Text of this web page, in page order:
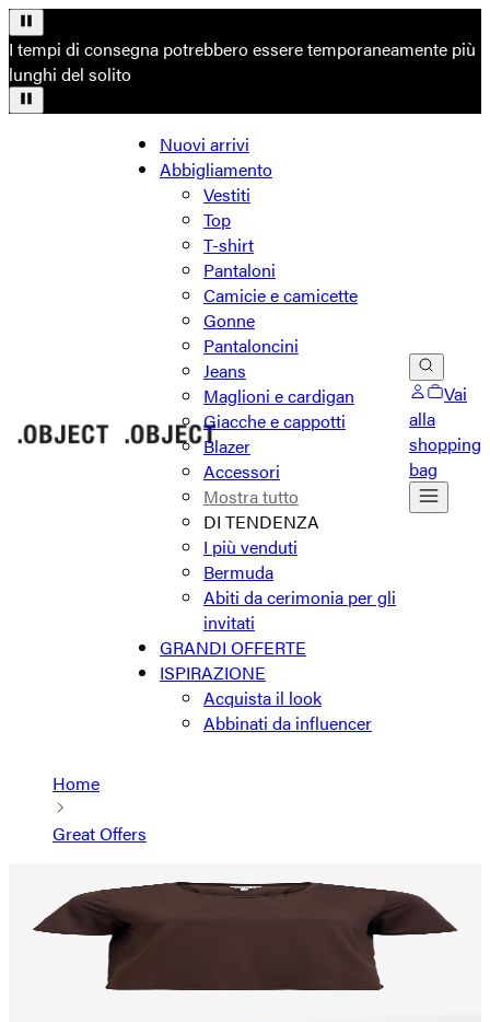
I tempi di consegna potrebbero essere temporaneamente più
lunghi del solito
Nuovi arrivi
Abbigliamento
Vestiti
Top
T-shirt
Pantaloni
Camicie e camicette
Gonne
Pantaloncini
Jeans
Maglioni e cardigan
Giacche e cappotti
Blazer
Accessori
Mostra tutto
DI TENDENZA
I più venduti
Bermuda
Abiti da cerimonia per gli
invitati
GRANDI OFFERTE
ISPIRAZIONE
Acquista il look
Abbinati da influencer
Vai
alla
shopping
bag
Home
Great Offers